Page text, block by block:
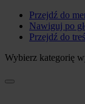
Przejdź do
Nawiguj po
Przejdź do
Wybierz kategorię